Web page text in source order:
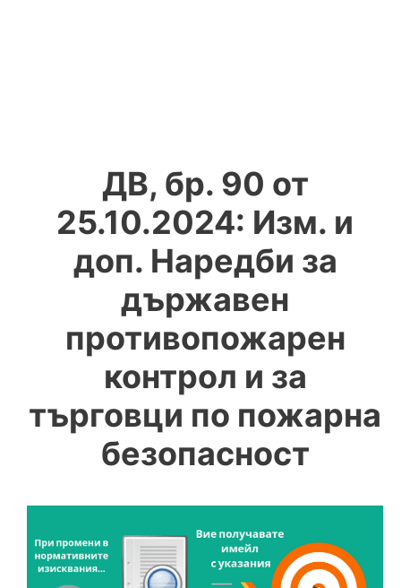
ДВ, бр. 90 от
25.10.2024: Изм. и
доп. Наредби за
държавен
противопожарен
контрол и за
търговци по пожарна
безопасност